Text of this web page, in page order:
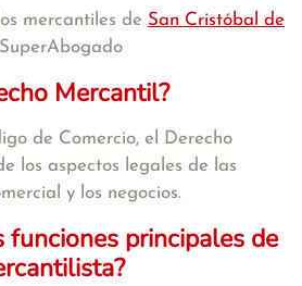
mercantiles de San Cristóbal de
Mercantil?
de Comercio, el Derecho
los aspectos legales de las
y los negocios.
funciones principales de